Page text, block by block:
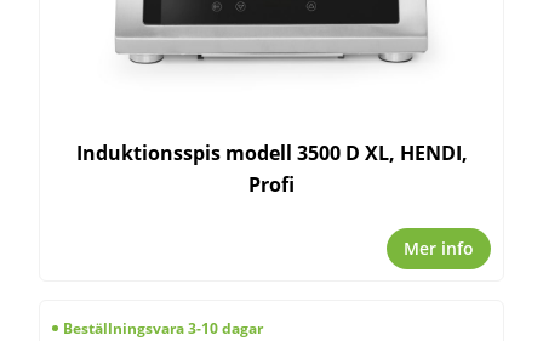
Induktionsspis modell 3500 D XL, HENDI,
Profi
Mer info
Beställningsvara 3-10 dagar